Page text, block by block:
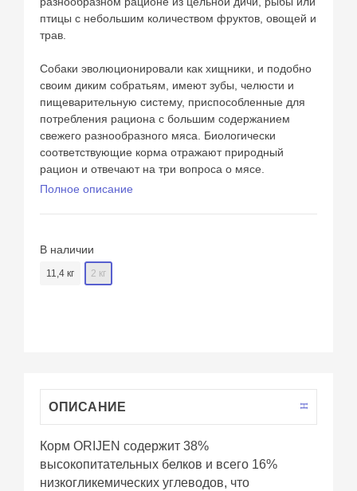
птицы с небольшим количеством фруктов, овощей и
трав.
Собаки эволюционировали как хищники, и подобно
своим диким собратьям, имеют зубы, челюсти и
пищеварительную систему, приспособленные для
потребления рациона с большим содержанием
свежего разнообразного мяса. Биологически
соответствующие корма отражают природный
рацион и отвечают на три вопроса о мясе.
Полное описание
В наличии
11,4 кг 2 кг
ОПИСАНИЕ
Корм ORIJEN содержит 38%
высокопитательных белков и всего 16%
низкогликемических углеводов, что